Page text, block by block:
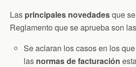
Las principales novedadesque
Reglamento que se aprueba son
Se aclaran los casos en los
las normas de facturación